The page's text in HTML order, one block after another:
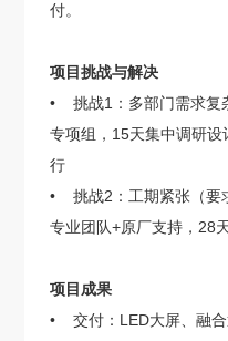
付。
项目挑战与解决
• 挑战1：多部门需求复
专项组，15天集中调研
行
• 挑战2：工期紧张（要
专业团队+原厂支持，28
项目成果
• 交付：LED大屏、融